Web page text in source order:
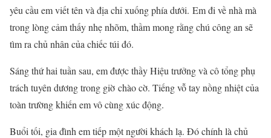
yêu cầu em viết tên và địa chỉ xuống phía dưới. Em đi về nhà mà
trong lòng cảm thấy nhẹ nhõm, thầm mong rằng chú công an sẽ
tìm ra chủ nhân của chiếc túi đó.
Sáng thứ hai tuần sau, em được thầy Hiệu trưởng và cô tổng phụ
trách tuyên dương trong giờ chào cờ. Tiếng vỗ tay nồng nhiệt của
toàn trường khiến em vô cùng xúc động.
Buổi tối, gia đình em tiếp một người khách lạ. Đó chính là chủ